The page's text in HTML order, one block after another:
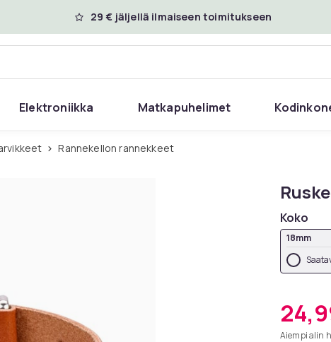
29 € jäljellä ilmaiseen toimitukseen
Elektroniikka Matkapuhelimet
Rannekellon rannekkeet
Koko
18mm
Aiempi alin